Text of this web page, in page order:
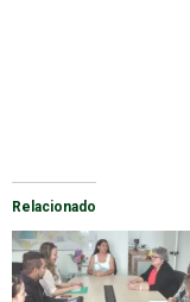
Relacionado